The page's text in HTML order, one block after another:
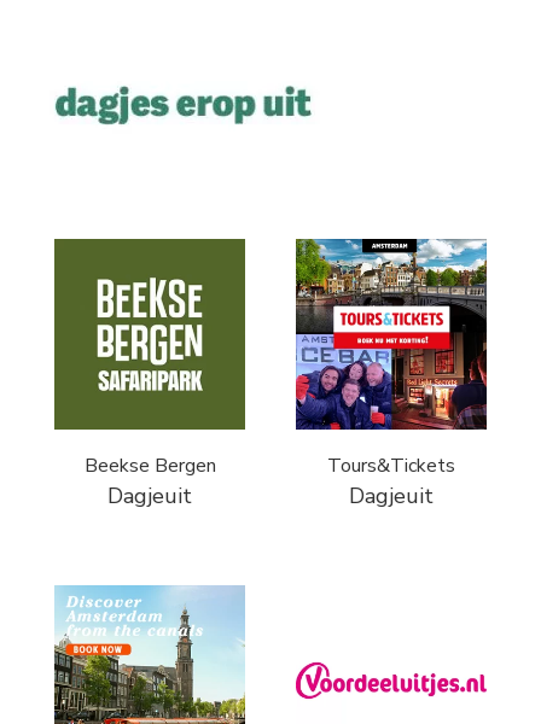
Beekse Bergen
Dagjeuit
Tours&Tickets
Dagjeuit